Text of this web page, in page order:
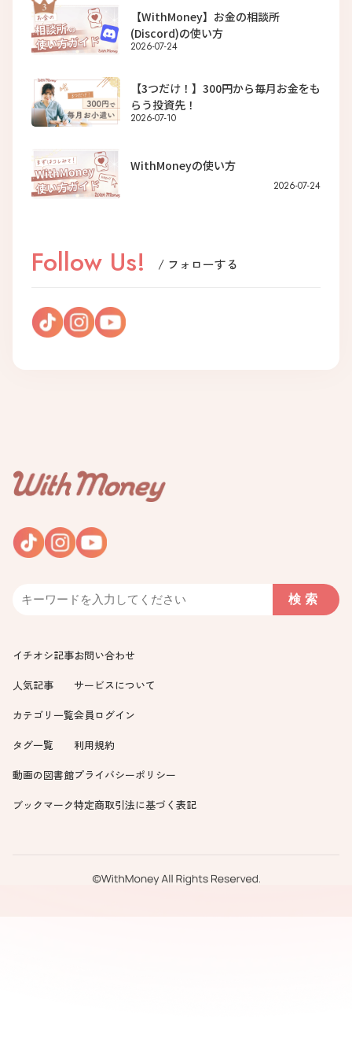
【WithMoney】お金の相談所
(Discord)の使い方
2026-07-24
【3つだけ！】300円から毎月お金をも
らう投資先！
2026-07-10
WithMoneyの使い方
2026-07-24
Follow Us! / フォローする
イチオシ記事
人気記事
カテゴリ一覧
タグ一覧
動画の図書館
ブックマーク
お問い合わせ
サービスについて
会員ログイン
利用規約
プライバシーポリシー
特定商取引法に基づく表記